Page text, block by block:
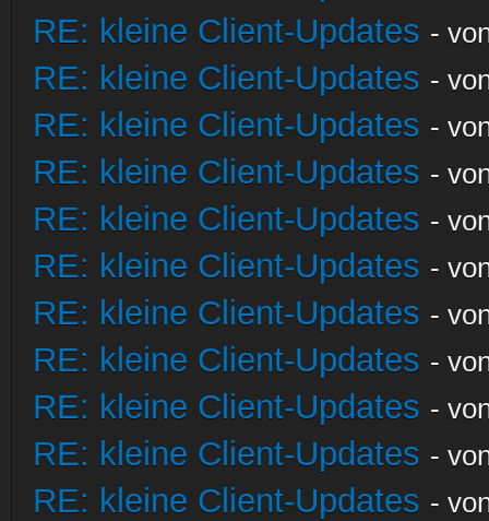
RE: kleine Client-Updates -
RE: kleine Client-Updates -
RE: kleine Client-Updates -
RE: kleine Client-Updates -
RE: kleine Client-Updates -
RE: kleine Client-Updates -
RE: kleine Client-Updates -
RE: kleine Client-Updates -
RE: kleine Client-Updates -
RE: kleine Client-Updates -
RE: kleine Client-Updates -